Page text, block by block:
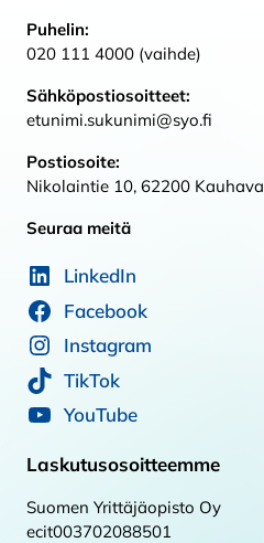
Puhelin:
020 111 4000 (vaihde)
Sähköpostiosoitteet:
etunimi.sukunimi@syo.fi
Postiosoite:
Nikolaintie 10, 62200 Kauhava
Seuraa meitä
LinkedIn
Facebook
Instagram
TikTok
YouTube
Laskutusosoitteemme
Suomen Yrittäjäopisto Oy
ecit003702088501